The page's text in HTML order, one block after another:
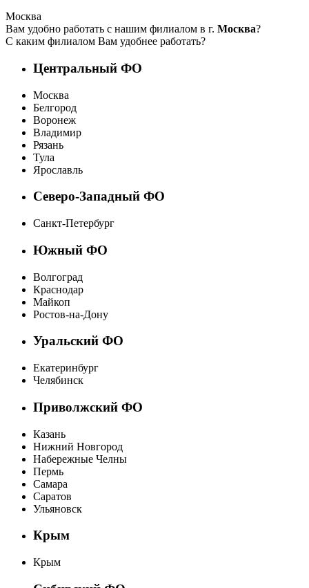
Москва
Вам удобно работать с нашим филиалом в г. Москва?
С каким филиалом Вам удобнее работать?
Центральный ФО
Москва
Белгород
Воронеж
Владимир
Рязань
Тула
Ярославль
Северо-Западный ФО
Санкт-Петербург
Южный ФО
Волгоград
Краснодар
Майкоп
Ростов-на-Дону
Уральский ФО
Екатеринбург
Челябинск
Приволжский ФО
Казань
Нижний Новгород
Набережные Челны
Пермь
Самара
Саратов
Ульяновск
Крым
Крым